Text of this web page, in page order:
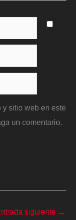
y sitio web en este
un comentario.
siguiente →